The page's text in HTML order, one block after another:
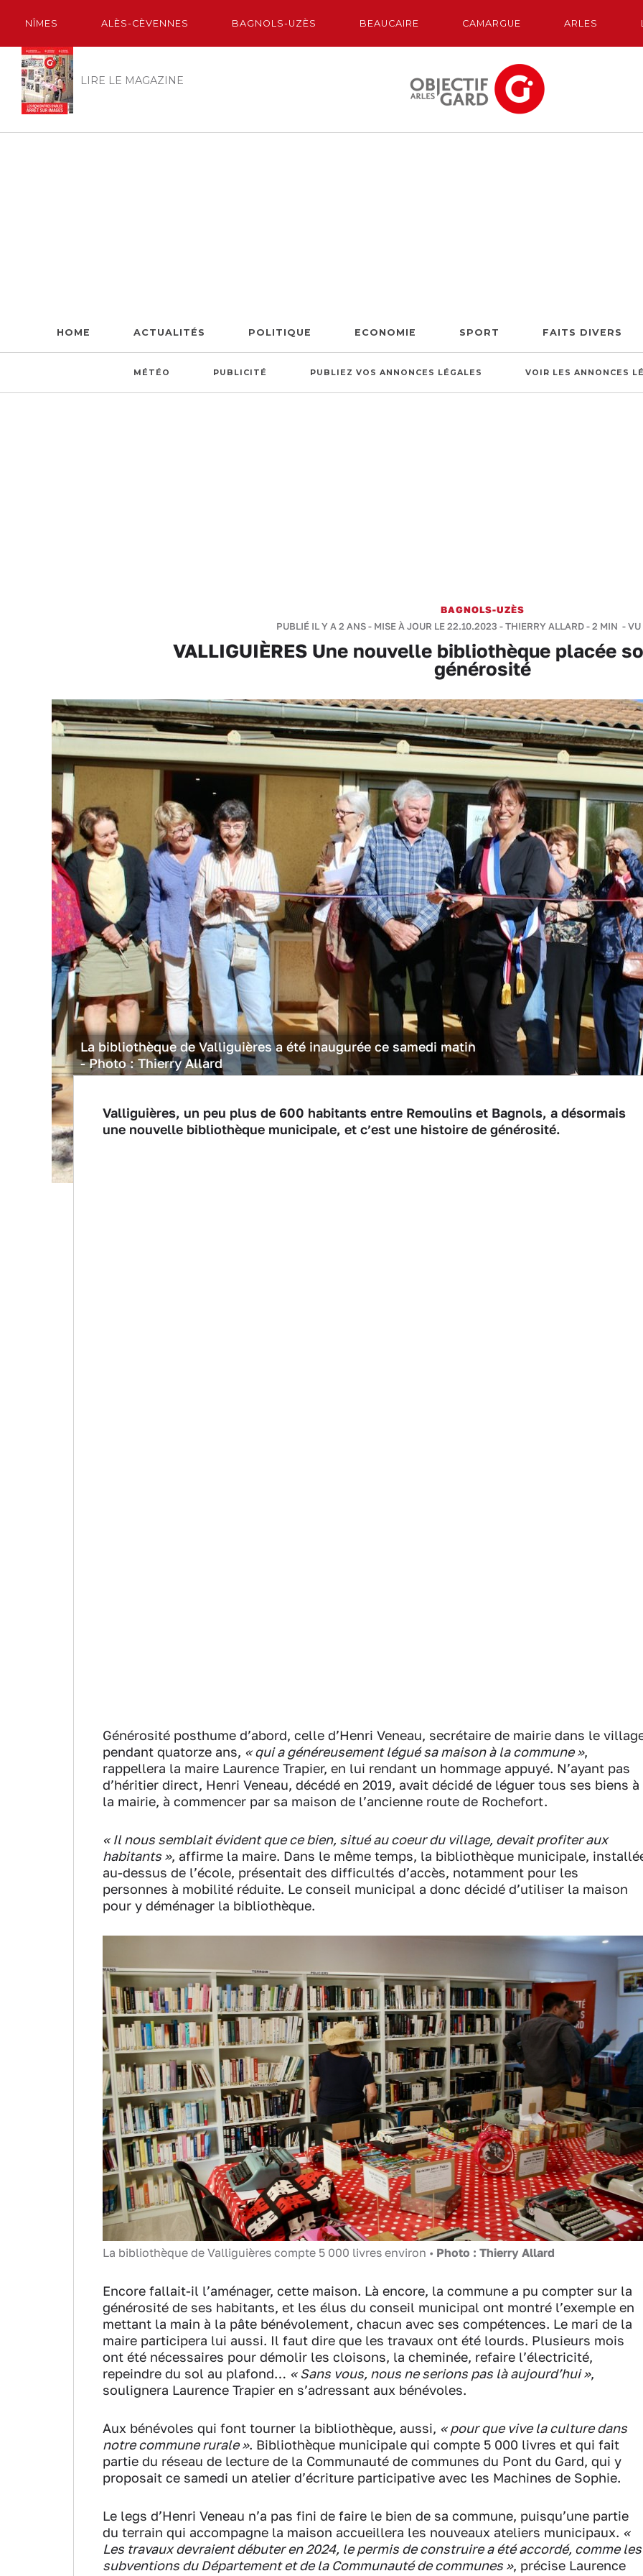
NÎMES ALÈS-CÈVENNES BAGNOLS-UZÈS BEAUCAIRE CAMARGUE ARLES
LIRE LE MAGAZINE
HOME ACTUALITÉS POLITIQUE ECONOMIE SPORT FAITS DIVERS
MÉTÉO PUBLICITÉ PUBLIEZ VOS ANNONCES LÉGALES VOIR LES ANNONCES
BAGNOLS-UZÈS
PUBLIÉ IL Y A 2 ANS - MISE À JOUR LE 22.10.2023 -THIERRY ALLARD-2 MIN - VU
VALLIGUIÈRES Une nouvelle bibliothèque placée
générosité
La bibliothèque de Valliguières a été inaugurée ce samedi matin
- Photo : Thierry Allard
Valliguières, un peu plus de 600 habitants entre Remoulins et Bagnols, a désormais
une nouvelle bibliothèque municipale, et c’est une histoire de générosité.
Générosité posthume d’abord, celle d’Henri Veneau, secrétaire de mairie dans le
pendant quatorze ans, « qui a généreusement légué sa maison à la commune »,
rappellera la maire Laurence Trapier, en lui rendant un hommage appuyé. N’ayant pas
d’héritier direct, Henri Veneau, décédé en 2019, avait décidé de léguer tous ses biens à
la mairie, à commencer par sa maison de l’ancienne route de Rochefort.
« Il nous semblait évident que ce bien, situé au coeur du village, devait profiter aux
habitants », affirme la maire. Dans le même temps, la bibliothèque municipale,
au-dessus de l’école, présentait des difficultés d’accès, notamment pour les
personnes à mobilité réduite. Le conseil municipal a donc décidé d’utiliser la maison
pour y déménager la bibliothèque.
La bibliothèque de Valliguières compte 5 000 livres environ • Photo : Thierry Allard
Encore fallait-il l’aménager, cette maison. Là encore, la commune a pu compter sur la
générosité de ses habitants, et les élus du conseil municipal ont montré l’exemple en
mettant la main à la pâte bénévolement, chacun avec ses compétences. Le mari de la
maire participera lui aussi. Il faut dire que les travaux ont été lourds. Plusieurs mois
ont été nécessaires pour démolir les cloisons, la cheminée, refaire l’électricité,
repeindre du sol au plafond… « Sans vous, nous ne serions pas là aujourd’hui »,
soulignera Laurence Trapier en s’adressant aux bénévoles.
Aux bénévoles qui font tourner la bibliothèque, aussi, « pour que vive la culture dans
notre commune rurale ». Bibliothèque municipale qui compte 5 000 livres et qui fait
partie du réseau de lecture de la Communauté de communes du Pont du Gard, qui y
proposait ce samedi un atelier d’écriture participative avec les Machines de Sophie.
Le legs d’Henri Veneau n’a pas fini de faire le bien de sa commune, puisqu’une partie
du terrain qui accompagne la maison accueillera les nouveaux ateliers municipaux. «
Les travaux devraient débuter en 2024, le permis de construire a été accordé, comme les
subventions du Département et de la Communauté de communes », précise Laurence